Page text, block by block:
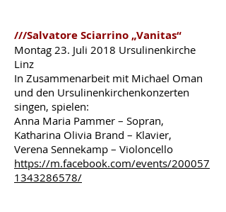
///Salvatore Sciarrino „Vanitas“
Montag 23. Juli 2018 Ursulinenkirche
Linz
In Zusammenarbeit mit Michael Oman
und den Ursulinenkirchenkonzerten
singen, spielen:
Anna Maria Pammer – Sopran,
Katharina Olivia Brand – Klavier,
Verena Sennekamp – Violoncello
https://m.facebook.com/events/200057
1343286578/